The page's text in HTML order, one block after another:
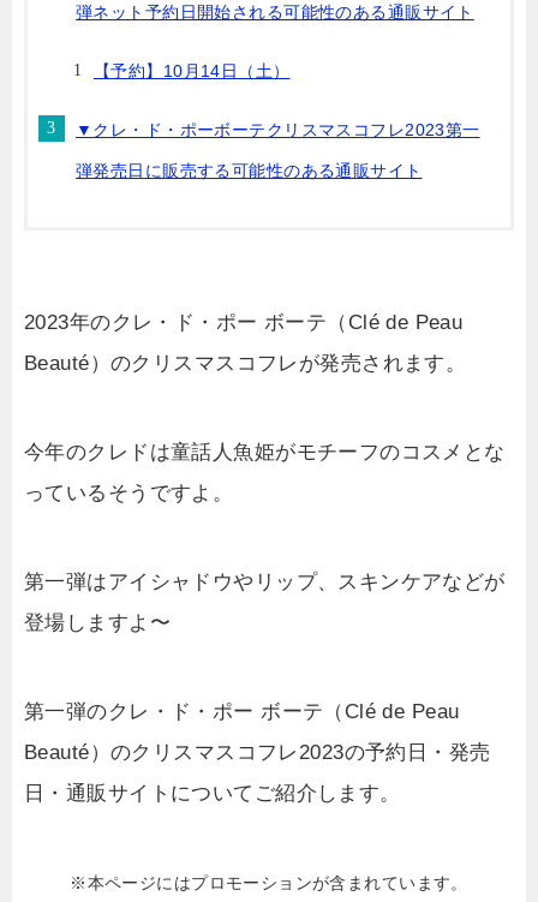
弾ネット予約日開始される可能性のある通販サイト
【予約】10月14日（土）
▼クレ・ド・ポーボーテクリスマスコフレ2023第一
弾発売日に販売する可能性のある通販サイト
2023年のクレ・ド・ポー ボーテ（Clé de Peau
Beauté）のクリスマスコフレが発売されます。
今年のクレドは童話人魚姫がモチーフのコスメとな
っているそうですよ。
第一弾はアイシャドウやリップ、スキンケアなどが
登場しますよ〜
第一弾のクレ・ド・ポー ボーテ（Clé de Peau
Beauté）のクリスマスコフレ2023の予約日・発売
日・通販サイトについてご紹介します。
※本ページにはプロモーションが含まれています。